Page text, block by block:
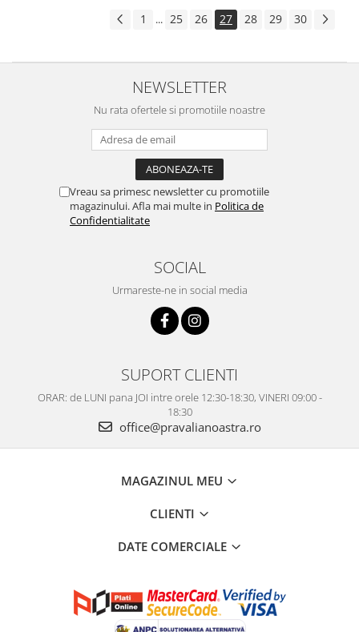
1 ... 25 26 27 28 29 30
NEWSLETTER
Nu rata ofertele si promotiile noastre
Vreau sa primesc newsletter cu promotiile
magazinului. Afla mai multe in Politica de
Confidentialitate
SOCIAL
Urmareste-ne in social media
SUPORT CLIENTI
ORAR: de LUNI pana JOI intre orele 12:30-18:30, VINERI 09:00 -
18:30
office@pravalianoastra.ro
MAGAZINUL MEU
CLIENTI
DATE COMERCIALE